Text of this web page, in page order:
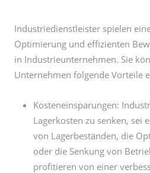
Industriedienstleister spielen
Optimierung und effizienten
in Industrieunternehmen. Sie
Unternehmen folgende Vorteile
Kosteneinsparungen:
Lagerkosten zu senken, sei
von Lagerbeständen, die
oder die Senkung von
profitieren von einer